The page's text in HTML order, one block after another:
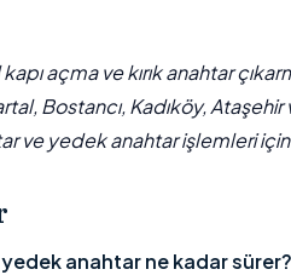
açma ve kırık anahtar
Bostancı, Kadıköy,
ve yedek anahtar işlemleri
anahtar ne kadar sürer?